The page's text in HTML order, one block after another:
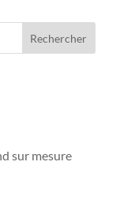
sur mesure